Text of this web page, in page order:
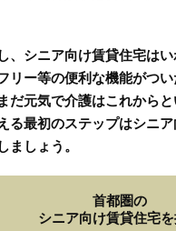
、シニア向け賃貸住宅は
リー等の便利な機能がつい
だ元気で介護はこれから
る最初のステップはシニ
ましょう。
首都圏の
シニア向け賃貸住宅